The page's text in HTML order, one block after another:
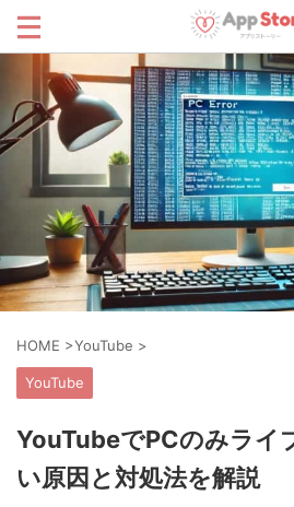
HOME >YouTube >
YouTube
YouTubeでPCのみライ
い原因と対処法を解説